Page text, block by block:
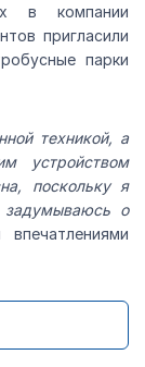
в компании
пригласили
парки
техникой, а
устройством
поскольку я
задумываюсь о